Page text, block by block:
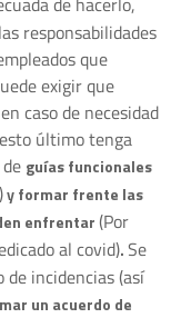
responsabilidades
que
exigir que
caso de necesidad
último tenga
guías funcionales
y formar frente las
enfrentar(Por
al covid).Se
incidencias (así
un acuerdo de